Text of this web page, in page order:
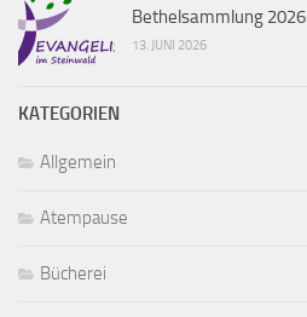
Bethelsammlung 2026
13. JUNI 2026
KATEGORIEN
Allgemein
Atempause
Bücherei